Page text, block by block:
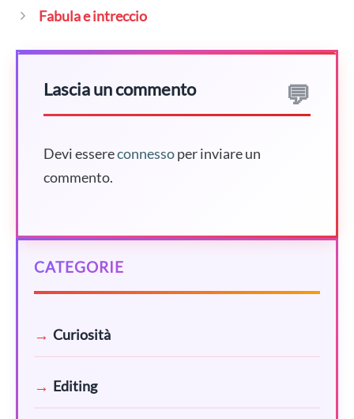
Fabula e intreccio
Lascia un commento
Devi essereconnessoper inviare un
commento.
CATEGORIE
Curiosità
Editing